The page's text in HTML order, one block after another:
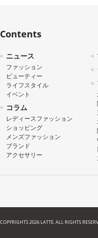
Contents
ニュース
ファッション
ビューティー
ライフスタイル
イベント
コラム
レディースファッション
ショッピング
メンズファッション
ブランド
アクセサリー
COPYRIGHTS 2026 LATTE. ALL RIGHTS